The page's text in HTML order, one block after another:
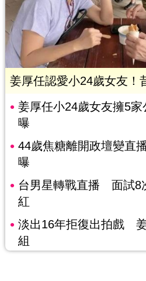
姜厚任認愛小24歲女友！
姜厚任小24歲女友擁5
曝
44歲焦糖離開政壇變直
曝
台男星轉戰直播 面試8
紅
淡出16年拒復出拍戲
組